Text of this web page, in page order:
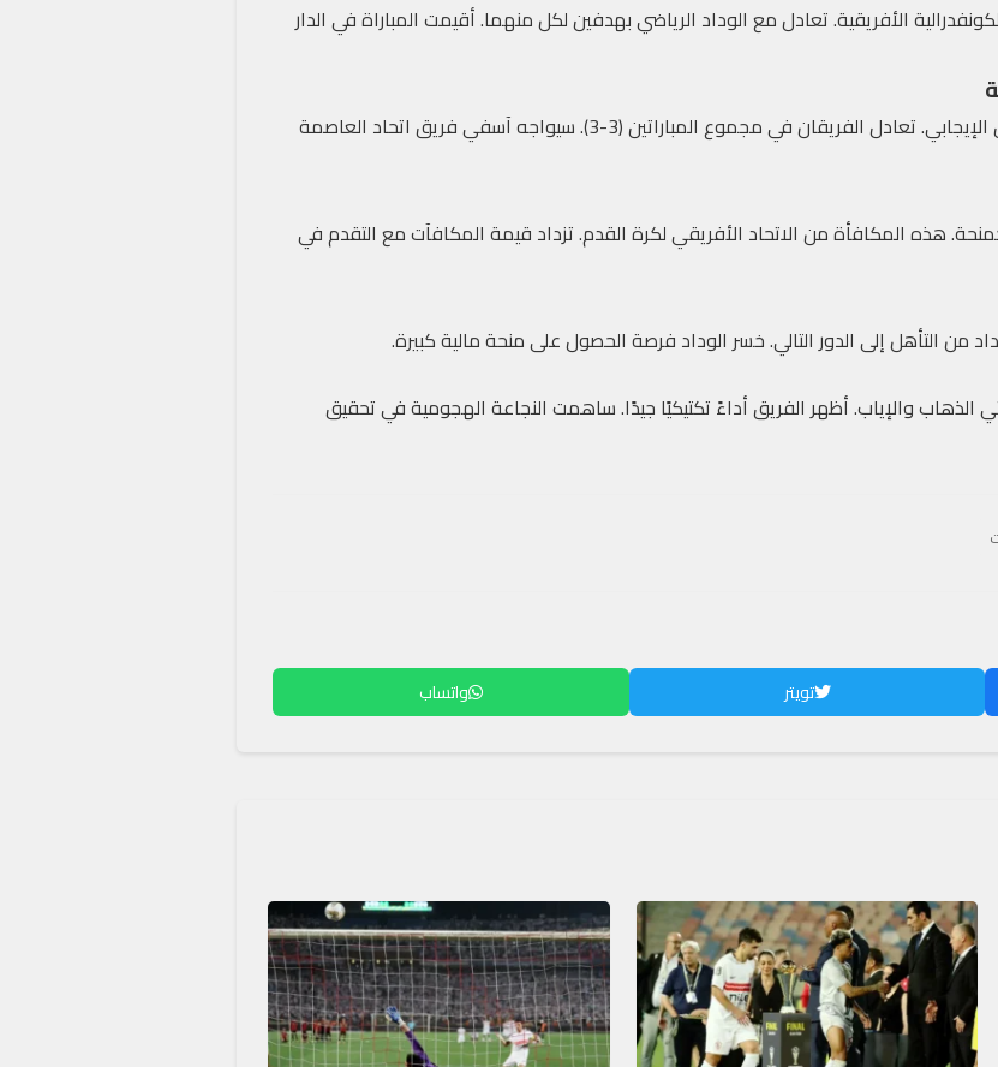
الأفريقية. تعادل مع الوداد الرياضي بهدفين لكل منهما. أقيمت المباراة في الدار
حجز أولمبيك آسفي بطاقة التأهل بعد التعادل الإيجابي. تعادل الفريقان في مجموع المباراتين (3-3). سيواجه آسفي فريق اتحاد العاصمة
على 750 ألف دولار كمنحة. هذه المكافأة من الاتحاد الأفريقي لكرة القدم. تزداد قيمة المكافآت مع التقدم في
من التأهل إلى الدور التالي. خسر الوداد فرصة الحصول على منحة مالية كبيرة.
والإياب. أظهر الفريق أداءً تكتيكيًا جيدًا. ساهمت النجاعة الهجومية في تحقيق
تويتر واتساب